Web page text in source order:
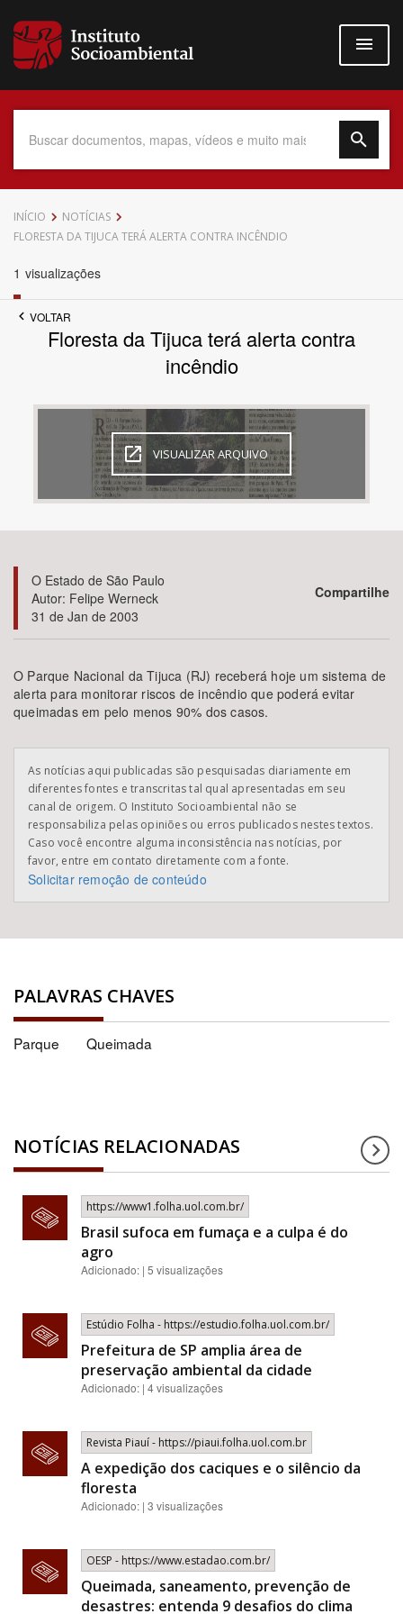
para
conteúdo
Data do Documento
Até
Área de Levantamento
Área Protegida
BUSCAR
INÍCIO
NOTÍCIAS
FLORESTA DA TIJUCA TERÁ ALERTA CONTRA INCÊNDIO
1 visualizações
VOLTAR
Floresta da Tijuca terá alerta contra
incêndio
VISUALIZAR ARQUIVO
O Estado de São Paulo
Autor: Felipe Werneck
31 de Jan de 2003
Compartilhe
O Parque Nacional da Tijuca (RJ) receberá hoje um sistema de
alerta para monitorar riscos de incêndio que poderá evitar
queimadas em pelo menos 90% dos casos.
As notícias aqui publicadas são pesquisadas diariamente em
diferentes fontes e transcritas tal qual apresentadas em seu
canal de origem. O Instituto Socioambiental não se
responsabiliza pelas opiniões ou erros publicados nestes textos.
Caso você encontre alguma inconsistência nas notícias, por
favor, entre em contato diretamente com a fonte.
Solicitar remoção de conteúdo
PALAVRAS CHAVES
Parque Queimada
NOTÍCIAS RELACIONADAS
https://www1.folha.uol.com.br/
Brasil sufoca em fumaça e a culpa é do
agro
Adicionado: | 5 visualizações
Estúdio Folha - https://estudio.folha.uol.com.br/
Prefeitura de SP amplia área de
preservação ambiental da cidade
Adicionado: | 4 visualizações
Revista Piauí - https://piaui.folha.uol.com.br
A expedição dos caciques e o silêncio da
floresta
Adicionado: | 3 visualizações
OESP - https://www.estadao.com.br/
Queimada, saneamento, prevenção de
desastres: entenda 9 desafios do clima